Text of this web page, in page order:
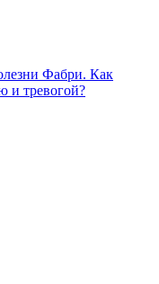
Фабри. Как
и тревогой?